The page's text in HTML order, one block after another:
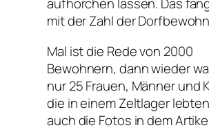
aufhorchen lassen. Das
mit der Zahl der
Mal ist die Rede von 2000
Bewohnern, dann wieder
nur 25 Frauen, Männer und
die in einem Zeltlager
auch die Fotos in dem